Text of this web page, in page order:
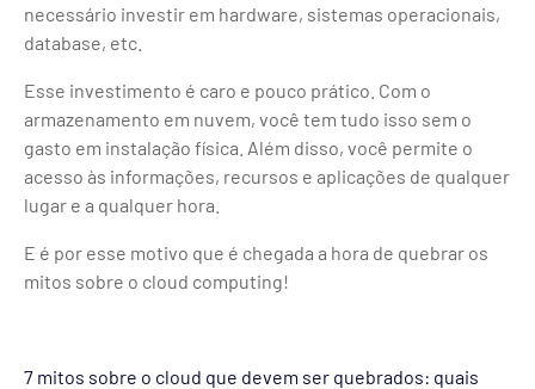
necessário investir em hardware, sistemas operacionais,
database, etc.
Esse investimento é caro e pouco prático. Com o
armazenamento em nuvem, você tem tudo isso sem o
gasto em instalação física. Além disso, você permite o
acesso às informações, recursos e aplicações de qualquer
lugar e a qualquer hora.
E é por esse motivo que é chegada a hora de quebrar os
mitos sobre o cloud computing!
7 mitos sobre o cloud que devem ser quebrados: quais